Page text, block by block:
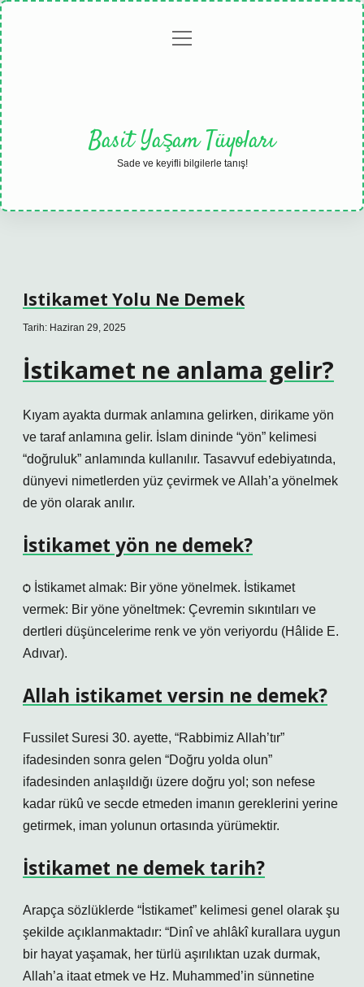
Gizlilikmenüyü
Basit Yaşam Tüyoları
Sade ve keyifli bilgilerle tanış!
Istikamet Yolu Ne Demek
Tarih: Haziran 29, 2025
İstikamet ne anlama gelir?
Kıyam ayakta durmak anlamına gelirken, dirikame yön
ve taraf anlamına gelir. İslam dininde “yön” kelimesi
“doğruluk” anlamında kullanılır. Tasavvuf edebiyatında,
dünyevi nimetlerden yüz çevirmek ve Allah’a yönelmek
de yön olarak anılır.
İstikamet yön ne demek?
ѻ İstikamet almak: Bir yöne yönelmek. İstikamet
vermek: Bir yöne yöneltmek: Çevremin sıkıntıları ve
dertleri düşüncelerime renk ve yön veriyordu (Hâlide E.
Adıvar).
Allah istikamet versin ne demek?
Fussilet Suresi 30. ayette, “Rabbimiz Allah’tır”
ifadesinden sonra gelen “Doğru yolda olun”
ifadesinden anlaşıldığı üzere doğru yol; son nefese
kadar rükû ve secde etmeden imanın gereklerini yerine
getirmek, iman yolunun ortasında yürümektir.
İstikamet ne demek tarih?
Arapça sözlüklerde “İstikamet” kelimesi genel olarak şu
şekilde açıklanmaktadır: “Dinî ve ahlâkî kurallara uygun
bir hayat yaşamak, her türlü aşırılıktan uzak durmak,
Allah’a itaat etmek ve Hz. Muhammed’in sünnetine